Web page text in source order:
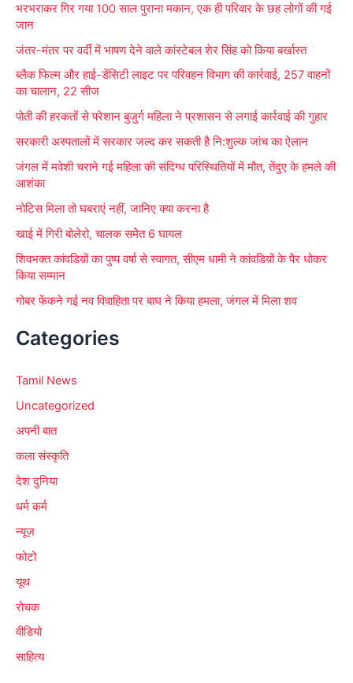
c
f
o
भरभराकर गिर गया 100 साल पुराना मकान, एक ही परिवार के छह लोगों की गई
जान
जंतर-मंतर पर वर्दी में भाषण देने वाले कांस्टेबल शेर सिंह को किया बर्खास्त
ब्लैक फिल्म और हाई-डेंसिटी लाइट पर परिवहन विभाग की कार्रवाई, 257 वाहनों
का चालान, 22 सीज
पोती की हरकतों से परेशान बुजुर्ग महिला ने प्रशासन से लगाई कार्रवाई की गुहार
सरकारी अस्पतालों में सरकार जल्द कर सकती है नि:शुल्क जांच का ऐलान
जंगल में मवेशी चराने गई महिला की संदिग्ध परिस्थितियों में मौत, तेंदुए के हमले की
आशंका
नोटिस मिला तो घबराएं नहीं, जानिए क्या करना है
खाई में गिरी बोलेरो, चालक समेेत 6 घायल
शिवभक्त कांवडिय़ों का पुष्प वर्षा से स्वागत, सीएम धामी ने कांवडिय़ों के पैर धोकर
किया सम्मान
गोबर फेंकने गई नव विवाहिता पर बाघ ने किया हमला, जंगल में मिला शव
Categories
Tamil News
Uncategorized
अपनी बात
कला संस्कृति
देश दुनिया
धर्म कर्म
न्यूज़
फोटो
यूथ
रोचक
वीडियो
साहित्य